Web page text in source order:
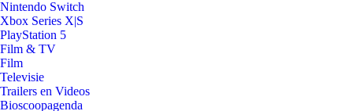
Nintendo Switch
Xbox Series X|S
PlayStation 5
Film & TV
Film
Televisie
Trailers en Videos
Bioscoopagenda